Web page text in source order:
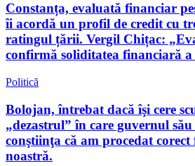
Constanța, evaluată financiar
îi acordă un profil de credit cu
ratingul țării. Vergil Chițac:
confirmă soliditatea financiară a
Politică
Bolojan, întrebat dacă îşi cere
„dezastrul” în care guvernul
conştiinţa că am procedat corect
noastră.